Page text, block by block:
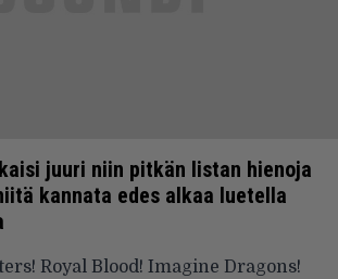
juuri niin pitkän listan hienoja
kannata edes alkaa luetella
Royal Blood! Imagine Dragons!